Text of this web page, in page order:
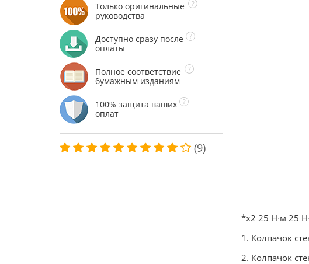
Только оригинальные
руководства
Доступно сразу после
оплаты
Полное соответствие
бумажным изданиям
100% защита ваших
оплат
(9)
*х2 25 Н∙м 25
1. Колпачок
2. Колпачок